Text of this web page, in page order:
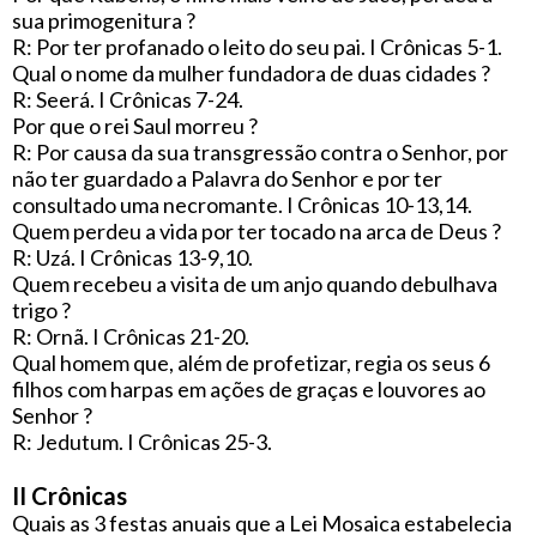
sua primogenitura ?
R: Por ter profanado o leito do seu pai. I Crônicas 5-1.
Qual o nome da mulher fundadora de duas cidades ?
R: Seerá. I Crônicas 7-24.
Por que o rei Saul morreu ?
R: Por causa da sua transgressão contra o Senhor, por
não ter guardado a Palavra do Senhor e por ter
consultado uma necromante. I Crônicas 10-13,14.
Quem perdeu a vida por ter tocado na arca de Deus ?
R: Uzá. I Crônicas 13-9,10.
Quem recebeu a visita de um anjo quando debulhava
trigo ?
R: Ornã. I Crônicas 21-20.
Qual homem que, além de profetizar, regia os seus 6
filhos com harpas em ações de graças e louvores ao
Senhor ?
R: Jedutum. I Crônicas 25-3.
II Crônicas
Quais as 3 festas anuais que a Lei Mosaica estabelecia